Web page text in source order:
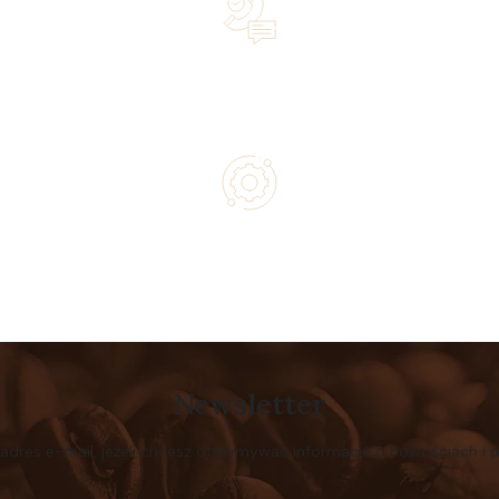
Newsletter
e-mail, jeżeli chcesz otrzymywać informacje o nowościach i